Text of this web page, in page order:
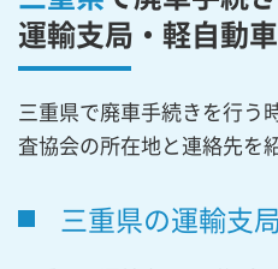
運輸支局・軽自動
三重県で廃車手続きを行う
査協会の所在地と連絡先を
三重県の運輸支局